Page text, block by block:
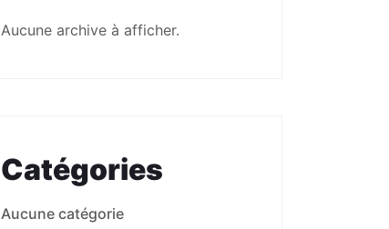
Aucune archive à afficher.
Catégories
Aucune catégorie